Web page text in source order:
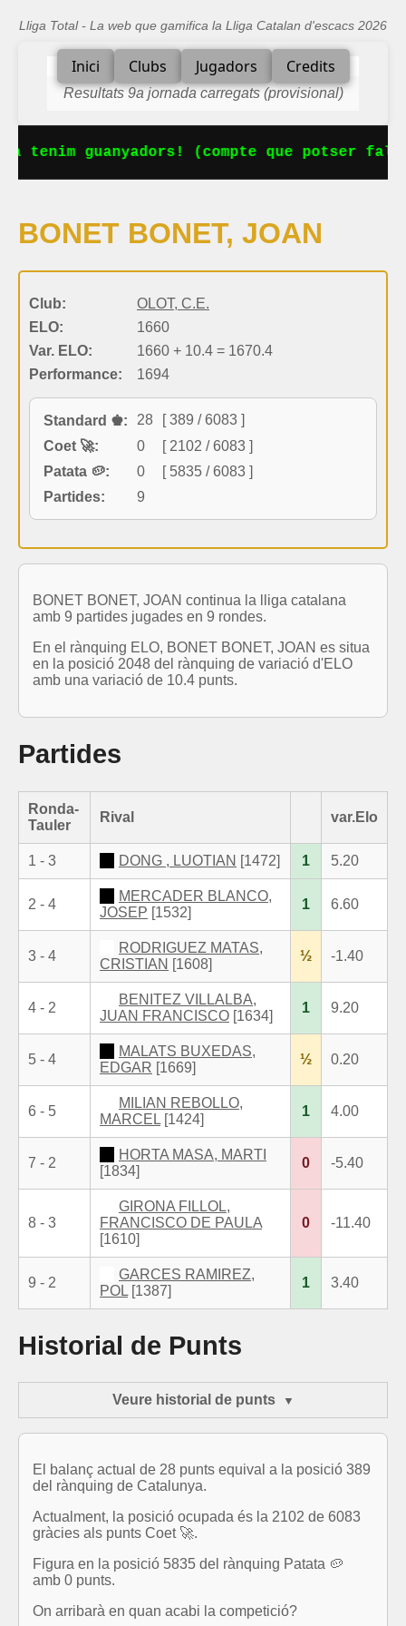
Lliga Total - La web que gamifica la Lliga Catalan d'escacs 2026
Inici Clubs Jugadors Credits
Resultats 9a jornada carregats (provisional)
tenim guanyadors! (compte que potser
BONET BONET, JOAN
Club:
OLOT, C.E.
ELO:
1660
Var. ELO:
1660 + 10.4 = 1670.4
Performance:
1694
Standard ♚: 28
[ 389 / 6083 ]
Coet 🚀:
0
[ 2102 / 6083 ]
Patata 🥔:
0
[ 5835 / 6083 ]
Partides:
9
BONET BONET, JOAN continua la lliga catalana
amb 9 partides jugades en 9 rondes.
En el rànquing ELO, BONET BONET, JOAN es situa
en la posició 2048 del rànquing de variació d'ELO
amb una variació de 10.4 punts.
Partides
Ronda-
Tauler
Rival var.Elo
1 - 3 DONG , LUOTIAN [1472] 1 5.20
2 - 4
MERCADER BLANCO,
JOSEP [1532]
1 6.60
3 - 4
RODRIGUEZ MATAS,
CRISTIAN [1608]
½ -1.40
4 - 2
BENITEZ VILLALBA,
JUAN FRANCISCO [1634]
1 9.20
5 - 4
MALATS BUXEDAS,
EDGAR [1669]
½ 0.20
6 - 5
MILIAN REBOLLO,
MARCEL [1424]
1 4.00
7 - 2
HORTA MASA, MARTI
[1834]
0 -5.40
8 - 3
GIRONA FILLOL,
FRANCISCO DE PAULA
[1610]
0 -11.40
9 - 2
GARCES RAMIREZ,
POL [1387]
1 3.40
Historial de Punts
Veure historial de punts
El balanç actual de 28 punts equival a la posició 389
del rànquing de Catalunya.
Actualment, la posició ocupada és la 2102 de 6083
gràcies als punts Coet 🚀.
Figura en la posició 5835 del rànquing Patata 🥔
amb 0 punts.
On arribarà en quan acabi la competició?